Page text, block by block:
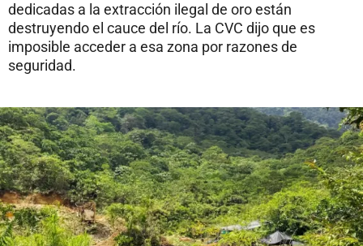
dedicadas a la extracción ilegal de oro están
destruyendo el cauce del río. La CVC dijo que es
imposible acceder a esa zona por razones de
seguridad.